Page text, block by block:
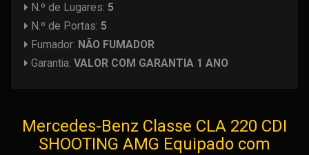
N.º de Lugares: 5
N.º de Portas: 5
Fumador: NÃO FUMADOR
Garantia: VALOR COM GARANTIA 1 ANO
Mercedes-Benz Classe CLA 220 CDI
SHOOTING AMG Equipado com